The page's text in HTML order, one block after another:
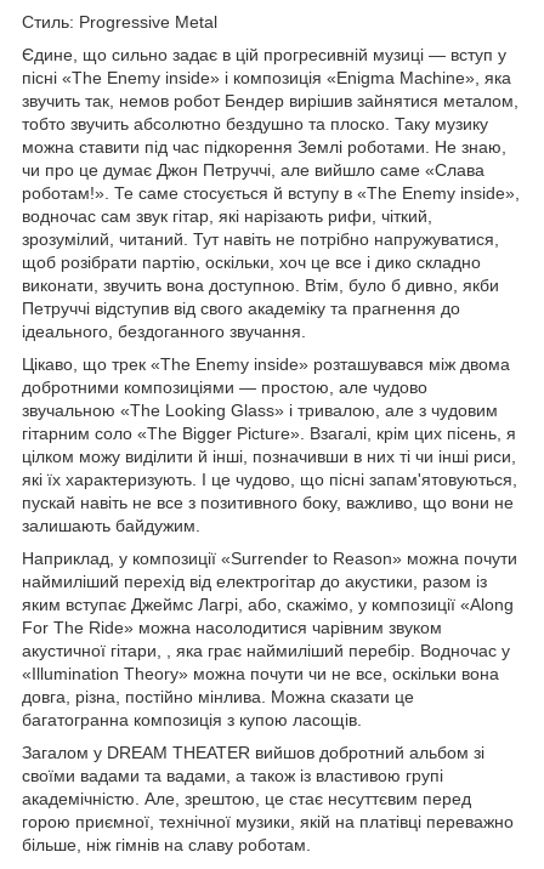
Стиль: Progressive Metal
Єдине, що сильно задає в цій прогресивній музиці — вступ у
пісні «The Enemy inside» і композиція «Enigma Machine», яка
звучить так, немов робот Бендер вирішив зайнятися металом,
тобто звучить абсолютно бездушно та плоско. Таку музику
можна ставити під час підкорення Землі роботами. Не знаю,
чи про це думає Джон Петруччі, але вийшло саме «Слава
роботам!». Те саме стосується й вступу в «The Enemy inside»,
водночас сам звук гітар, які нарізають рифи, чіткий,
зрозумілий, читаний. Тут навіть не потрібно напружуватися,
щоб розібрати партію, оскільки, хоч це все і дико складно
виконати, звучить вона доступною. Втім, було б дивно, якби
Петруччі відступив від свого академіку та прагнення до
ідеального, бездоганного звучання.
Цікаво, що трек «The Enemy inside» розташувався між двома
добротними композиціями — простою, але чудово
звучальною «The Looking Glass» і тривалою, але з чудовим
гітарним соло «The Bigger Picture». Взагалі, крім цих пісень, я
цілком можу виділити й інші, позначивши в них ті чи інші риси,
які їх характеризують. І це чудово, що пісні запам'ятовуються,
пускай навіть не все з позитивного боку, важливо, що вони не
залишають байдужим.
Наприклад, у композиції «Surrender to Reason» можна почути
наймиліший перехід від електрогітар до акустики, разом із
яким вступає Джеймс Лагрі, або, скажімо, у композиції «Along
For The Ride» можна насолодитися чарівним звуком
акустичної гітари, , яка грає наймиліший перебір. Водночас у
«Illumination Theory» можна почути чи не все, оскільки вона
довга, різна, постійно мінлива. Можна сказати це
багатогранна композиція з купою ласощів.
Загалом у DREAM THEATER вийшов добротний альбом зі
своїми вадами та вадами, а також із властивою групі
академічністю. Але, зрештою, це стає несуттєвим перед
горою приємної, технічної музики, якій на платівці переважно
більше, ніж гімнів на славу роботам.